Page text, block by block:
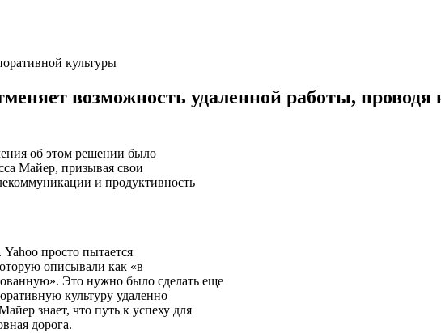
возможность удаленной работы,
об этом решении было
Майер, призывая свои
и продуктивность
просто пытается
описывали как «в
Это нужно было сделать еще
культуру удаленно
знает, что путь к успеху для
дорога.